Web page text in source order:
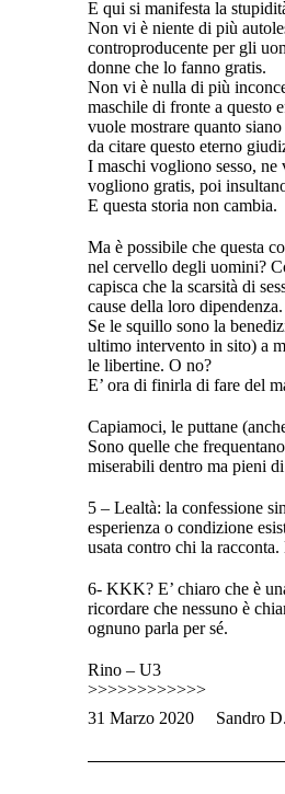
E qui si manifesta la
Non vi è niente di più
controproducente per gli
donne che lo fanno gratis.
Non vi è nulla di più
maschile di fronte a questo
vuole mostrare quanto
da citare questo eterno
I maschi vogliono sesso,
vogliono gratis, poi
E questa storia non cambia.
Ma è possibile che questa
nel cervello degli uomini?
capisca che la scarsità di
cause della loro dipendenza.
Se le squillo sono la
ultimo intervento in sito) a
le libertine. O no?
E’ ora di finirla di fare del
Capiamoci, le puttane
Sono quelle che
miserabili dentro ma pieni
5 – Lealtà: la confessione
esperienza o condizione
usata contro chi la
6- KKK? E’ chiaro che è
ricordare che nessuno è
ognuno parla per sé.
Rino – U3
>>>>>>>>>>>>
31 Marzo 2020
Sandro D.